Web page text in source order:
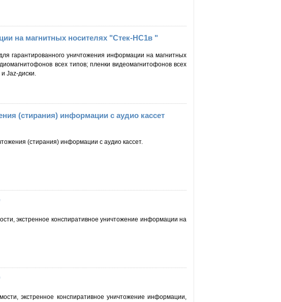
на магнитных носителях "Стек-НС1в "
гарантированного уничтожения информации на магнитных
всех типов; пленки видеомагнитофонов всех
Jaz-диски.
(стирания) информации с аудио кассет
(стирания) информации с аудио кассет.
экстренное конспиративное уничтожение информации на
экстренное конспиративное уничтожение информации,